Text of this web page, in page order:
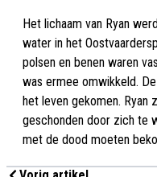
Het lichaam van Ryan
water in het
polsen en benen waren
was ermee omwikkeld.
het leven gekomen. Ryan
geschonden door zich te
met de dood moeten